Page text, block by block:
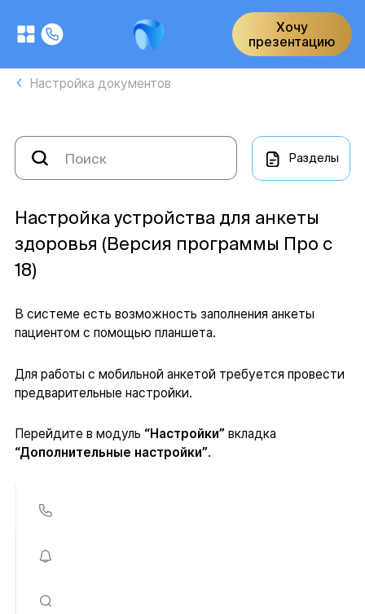
Хочу
презентацию
Настройка документов
Разделы
Настройка устройства для анкеты
здоровья (Версия программы Про с
18)
В системе есть возможность заполнения анкеты
пациентом с помощью планшета.
Для работы с мобильной анкетой требуется провести
предварительные настройки.
Перейдите в модуль “Настройки” вкладка
“Дополнительные настройки”.